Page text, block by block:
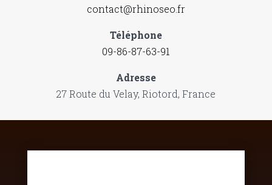
contact@rhinoseo.fr
Téléphone
09-86-87-63-91
Adresse
27 Route du Velay, Riotord, France